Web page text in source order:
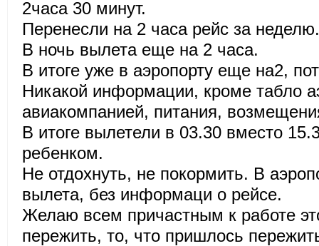
2часа 30 минут.
Перенесли на 2 часа рейс за неделю.
В ночь вылета еще на 2 часа.
В итоге уже в аэропорту еще на2,
Никакой информации, кроме табло
авиакомпанией, питания,
В итоге вылетели в 03.30 вместо
ребенком.
Не отдохнуть, не покормить. В
вылета, без информаци о рейсе.
Желаю всем причастным к работе
пережить, то, что пришлось